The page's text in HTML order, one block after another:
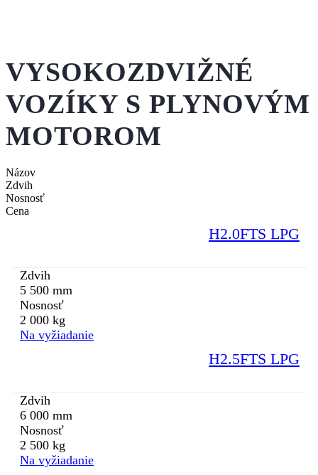
VYSOKOZDVIŽNÉ
VOZÍKY S PLYNOVÝM
MOTOROM
Názov
Zdvih
Nosnosť
Cena
H2.0FTS LPG
Zdvih
5 500 mm
Nosnosť
2 000 kg
Na vyžiadanie
H2.5FTS LPG
Zdvih
6 000 mm
Nosnosť
2 500 kg
Na vyžiadanie